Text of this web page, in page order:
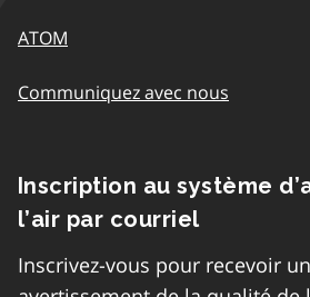
ATOM
Communiquez avec nous
Inscription au système
l’air par courriel
Inscrivez-vous pour recevoir